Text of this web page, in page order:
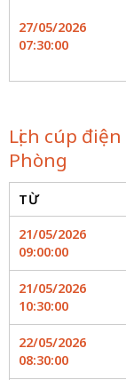
27/05/2026
07:30:00
Lịch cúp
Phòng
TỪ
21/05/2026
09:00:00
21/05/2026
10:30:00
22/05/2026
08:30:00